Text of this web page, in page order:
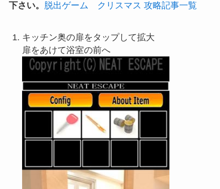
下さい。 脱出ゲーム クリスマス 攻略記事一覧
キッチン奥の扉をタップして拡大
扉をあけて浴室の前へ